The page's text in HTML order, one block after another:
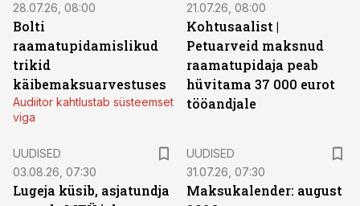
28.07.26, 08:00
Bolti
raamatupidamislikud
trikid
käibemaksuarvestuses
Audiitor kahtlustab süsteemset
viga
21.07.26, 08:00
Kohtusaalist |
Petuarveid maksnud
raamatupidaja peab
hüvitama 37 000 eurot
tööandjale
UUDISED
03.08.26, 07:30
Lugeja küsib, asjatundja
UUDISED
31.07.26, 07:30
Maksukalender: august